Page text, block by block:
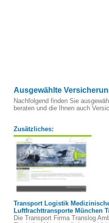
Ausgewählte
Nachfolgend finden Sie
beraten und die Ihnen auch
Zusätzliches:
Transport Logistik
Luftfrachttransporte München
Die Transport Firma Translog